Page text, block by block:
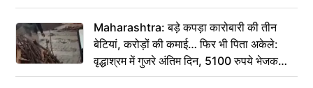
Maharashtra: बड़े कपड़ा कारोबारी की तीन
बेटियां, करोड़ों की कमाई… फिर भी पिता अकेले:
वृद्धाश्रम में गुजरे अंतिम दिन, 5100 रुपये भेजकर
कहा– अंतिम संस्कार कर दीजिए हम नहीं आ पाएंगे